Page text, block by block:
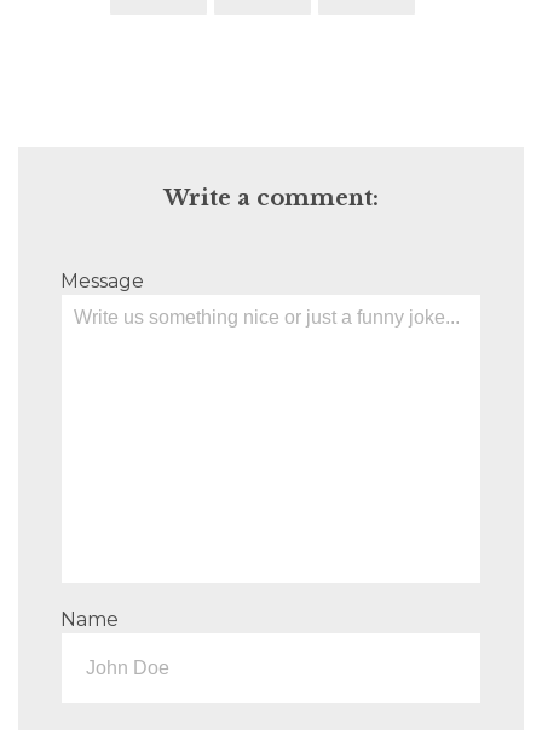
Write a comment:
Message
Name